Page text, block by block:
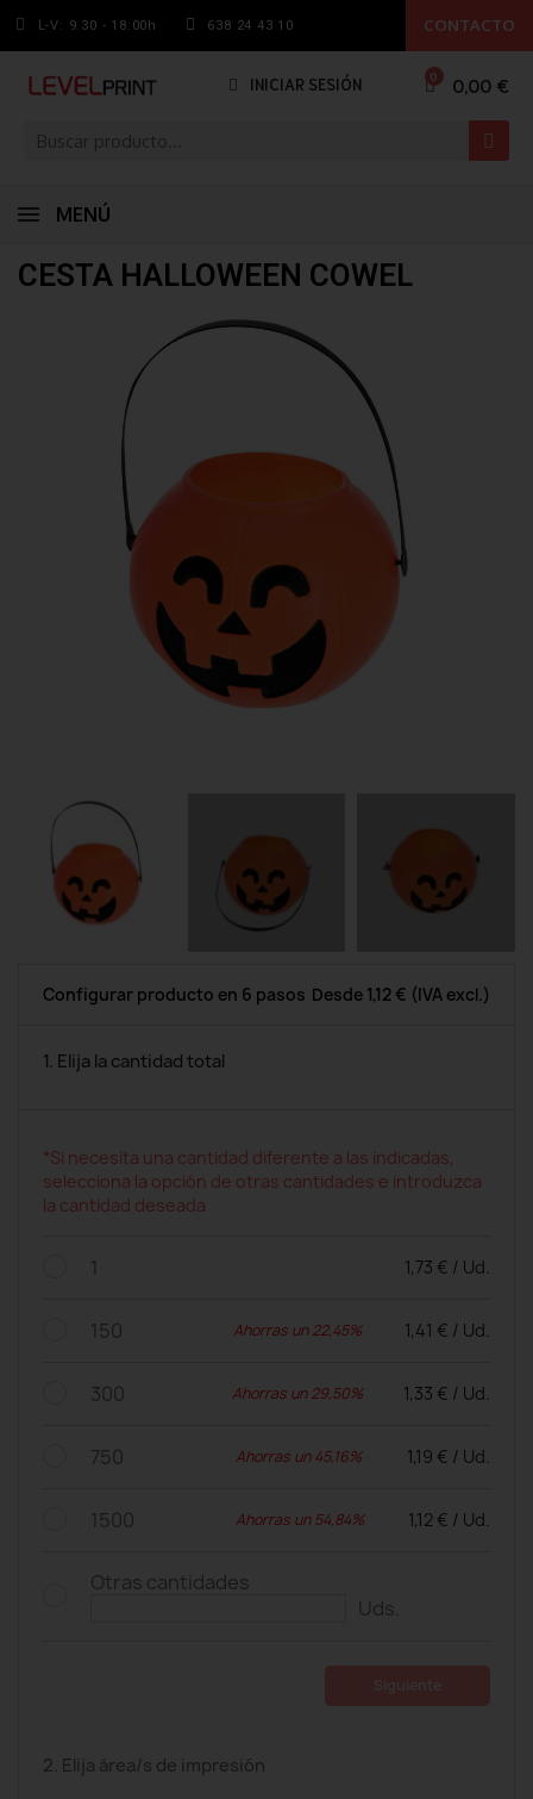
L-V: 9.30 - 18:00h 638 24 43 10 CONTACTO
INICIAR SESIÓN 0,00 €
MENÚ
CESTA HALLOWEEN COWEL
Configurar producto en 6 pasos Desde 1,12 € (IVA excl.)
1. Elija la cantidad total
*Si necesita una cantidad diferente a las indicadas,
selecciona la opción de otras cantidades e introduzca
la cantidad deseada
1 1,73 € / Ud.
150 Ahorras un 22,45% 1,41 € / Ud.
300 Ahorras un 29,50% 1,33 € / Ud.
750 Ahorras un 45,16% 1,19 € / Ud.
1500 Ahorras un 54,84% 1,12 € / Ud.
Otras cantidades
Uds.
2. Elija área/s de impresión